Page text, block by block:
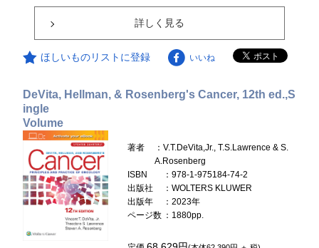
詳しく見る
ほしいものリストに登録 いいね
DeVita, Hellman, & Rosenberg's Cancer, 12th ed.,S
ingle
Volume
著者
：V.T.DeVita,Jr., T.S.Lawrence & S.
A.Rosenberg
ISBN
：978-1-975184-74-2
出版社
：WOLTERS KLUWER
出版年
：2023年
ページ数 ：1880pp.